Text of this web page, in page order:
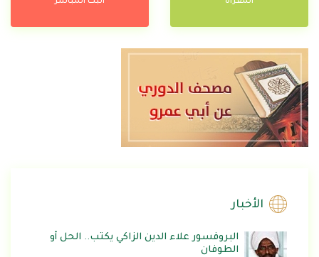
الأخبار
البروفسور علاء الدين الزاكي يكتب.. الحل أو
الطوفان